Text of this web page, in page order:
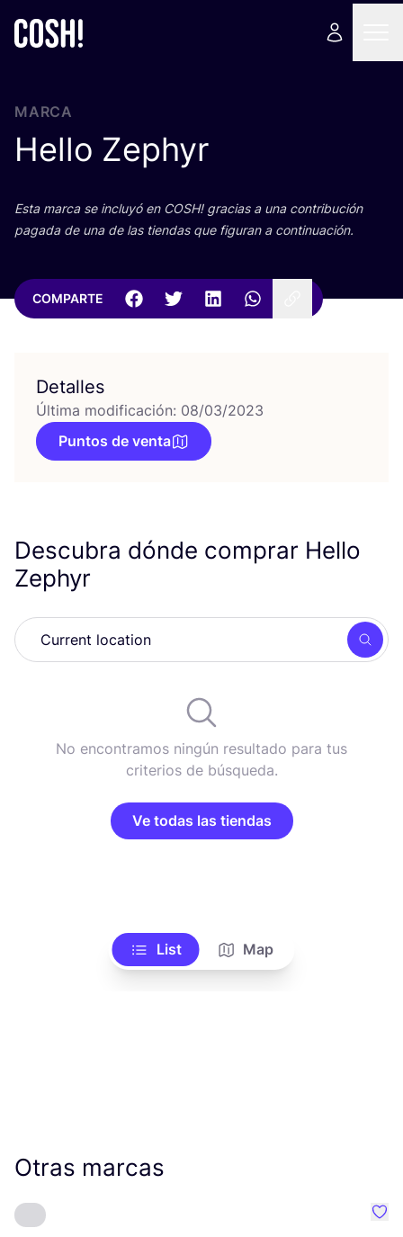
MARCA
Hello Zephyr
Esta mar­ca se inclu­yó en COSH! gra­cias a una con­tri­bu­ción
paga­da de una de las tien­das que figu­ran a continuación.
COMPARTE
Detalles
Última modificación: 08/03/2023
Puntos de venta
Descubra dónde comprar Hello
Zephyr
No encontramos ningún resultado para tus
criterios de búsqueda.
Ve todas las tiendas
List Map
Otras marcas